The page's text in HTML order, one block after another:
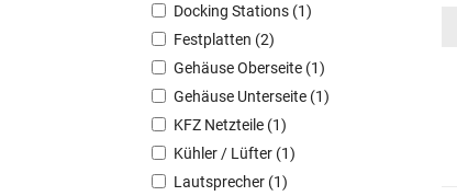
Docking Stations (1)
Festplatten (2)
Gehäuse Oberseite (1)
Gehäuse Unterseite (1)
KFZ Netzteile (1)
Kühler / Lüfter (1)
Lautsprecher (1)